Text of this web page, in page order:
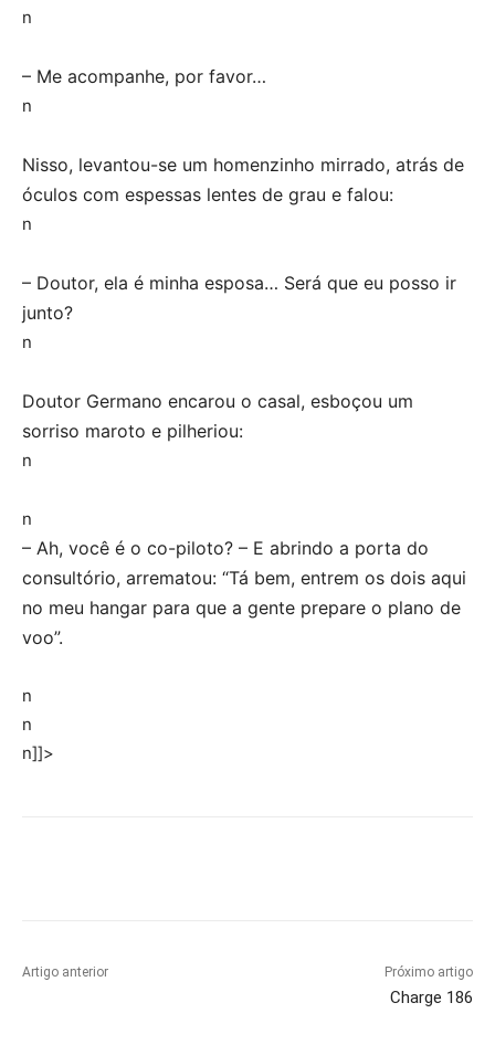
n
– Me acompanhe, por favor…
n
Nisso, levantou-se um homenzinho mirrado, atrás de
óculos com espessas lentes de grau e falou:
n
– Doutor, ela é minha esposa… Será que eu posso ir
junto?
n
Doutor Germano encarou o casal, esboçou um
sorriso maroto e pilheriou:
n
n
– Ah, você é o co-piloto? – E abrindo a porta do
consultório, arrematou: “Tá bem, entrem os dois aqui
no meu hangar para que a gente prepare o plano de
voo”.
n
n
n]]>
Artigo anterior Próximo artigo
Charge 186